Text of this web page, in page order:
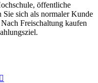
öffentliche
sich als normaler Kunde
Freischaltung kaufen
